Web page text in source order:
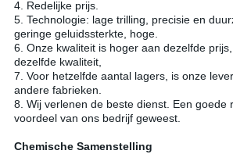
4. Redelijke prijs.
5. Technologie: lage trilling, precisie en
geringe geluidssterkte, hoge.
6. Onze kwaliteit is hoger aan dezelfde
dezelfde kwaliteit,
7. Voor hetzelfde aantal lagers, is onze
andere fabrieken.
8. Wij verlenen de beste dienst. Een goede
voordeel van ons bedrijf geweest.
Chemische Samenstelling